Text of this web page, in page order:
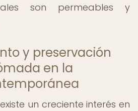
son permeables y
y preservación
en la
un creciente interés en